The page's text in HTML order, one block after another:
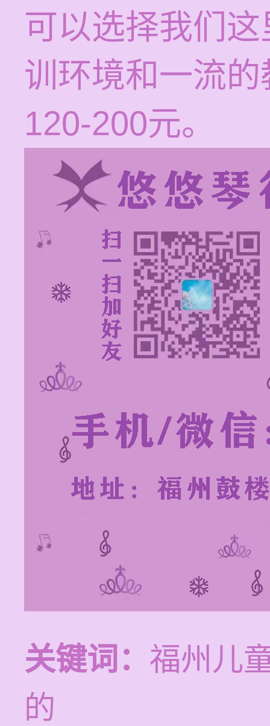
可以选择我们
训环境和一流
120-200元。
关键词： 福州儿
的